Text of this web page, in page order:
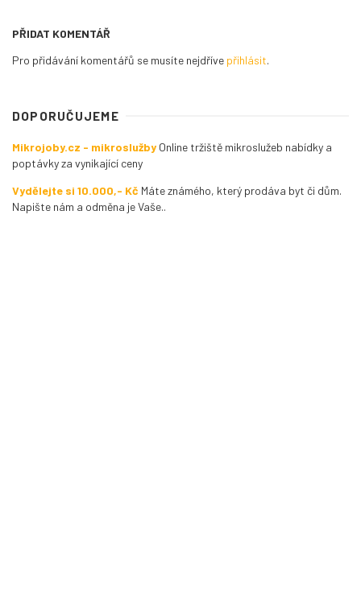
PŘIDAT KOMENTÁŘ
Pro přidávání komentářů se musíte nejdříve přihlásit.
DOPORUČUJEME
Mikrojoby.cz - mikroslužby Online tržiště mikroslužeb nabídky a
poptávky za vynikající ceny
Vydělejte si 10.000,- Kč Máte známého, který prodáva byt či dům.
Napište nám a odměna je Vaše..